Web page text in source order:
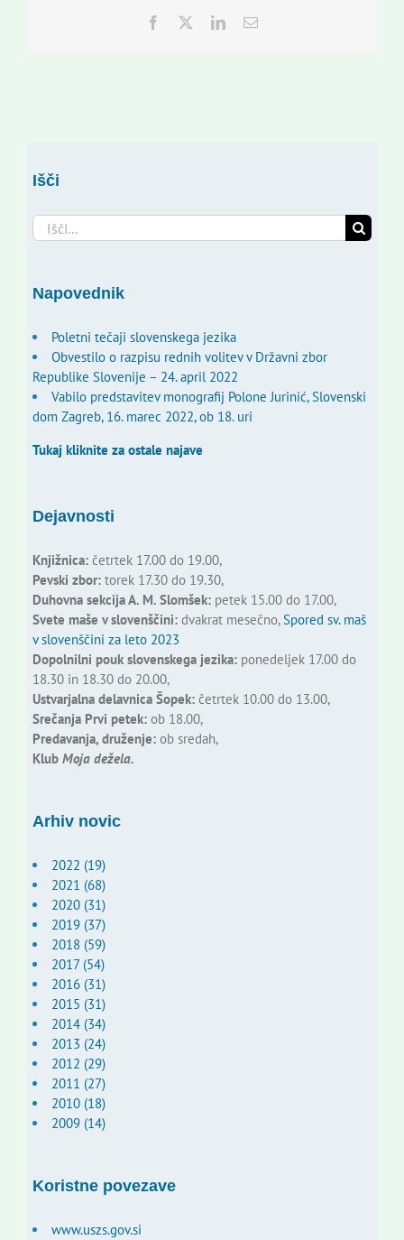
Facebook
TwitterLinkedInEmail
Išči
Search
for:
Napovednik
Poletni tečaji slovenskega jezika
Obvestilo o razpisu rednih volitev v Državni zbor
Republike Slovenije – 24. april 2022
Vabilo predstavitev monografij Polone Jurinić, Slovenski
dom Zagreb, 16. marec 2022, ob 18. uri
Tukaj kliknite za ostale najave
Dejavnosti
Knjižnica:četrtek 17.00 do 19.00,
Pevski zbor:torek 17.30 do 19.30,
Duhovna sekcija A. M. Slomšek:petek 15.00 do 17.00,
Svete maše v slovenščini:dvakrat mesečno,Spored sv. maš
v slovenščini za leto 2023
Dopolnilni pouk slovenskega jezika:ponedeljek 17.00 do
18.30 in 18.30 do 20.00,
Ustvarjalna delavnica Šopek:četrtek 10.00 do 13.00,
Srečanja Prvi petek:ob 18.00,
Predavanja, druženje:ob sredah,
Klub Moja dežela.
Arhiv novic
2022 (19)
2021 (68)
2020 (31)
2019 (37)
2018 (59)
2017 (54)
2016 (31)
2015 (31)
2014 (34)
2013 (24)
2012 (29)
2011 (27)
2010 (18)
2009 (14)
Koristne povezave
www.uszs.gov.si